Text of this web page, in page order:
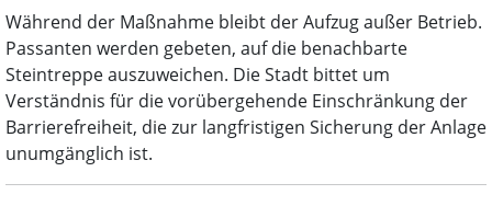
Während der Maßnahme bleibt der Aufzug außer Betrieb.
Passanten werden gebeten, auf die benachbarte
Steintreppe auszuweichen. Die Stadt bittet um
Verständnis für die vorübergehende Einschränkung der
Barrierefreiheit, die zur langfristigen Sicherung der Anlage
unumgänglich ist.